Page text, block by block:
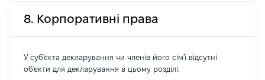
8. Корпоративні права
У суб'єкта декларування чи членів його сім'ї відсутні
об'єкти для декларування в цьому розділі.